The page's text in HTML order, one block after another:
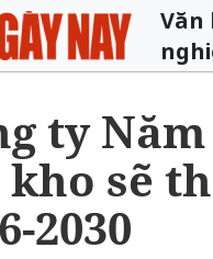
Văn
ty
sẽ
2030